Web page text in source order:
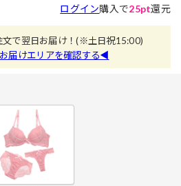
ログイン購入で25pt還元
文で翌日お届け！(※土日祝15:00)
届けエリアを確認する◀